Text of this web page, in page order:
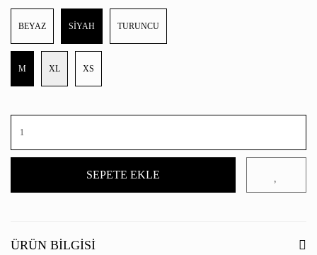
BEYAZ SİYAH TURUNCU
M XL XS
SEPETE EKLE
ÜRÜN BILGISI